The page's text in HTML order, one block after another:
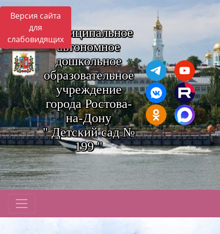
Версия сайта
для
слабовидящихМуниципальное
автономное
дошкольное
образовательное
учреждение
города Ростова-
на-Дону
" Детский сад №
199 "